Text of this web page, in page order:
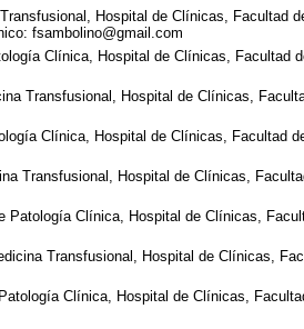
Hospital de Clínicas, Facultad
fsambolino@gmail.com
Clínica, Hospital de Clínicas, Facultad
Transfusional, Hospital de Clínicas,
Clínica, Hospital de Clínicas, Facultad
Transfusional, Hospital de Clínicas,
Patología Clínica, Hospital de Clínicas,
Transfusional, Hospital de Clínicas,
Clínica, Hospital de Clínicas,